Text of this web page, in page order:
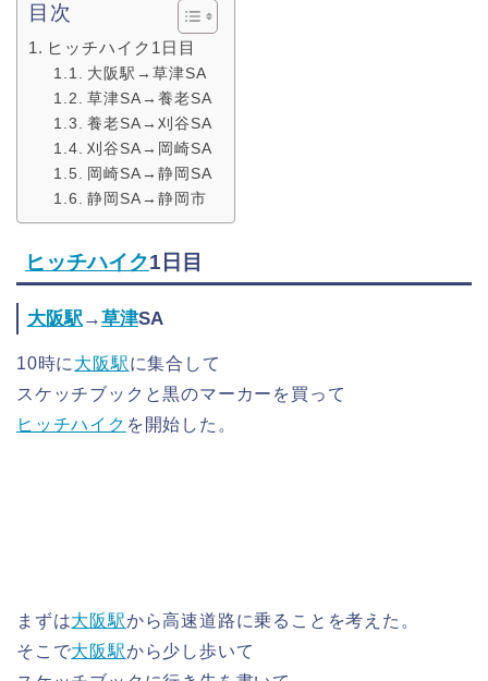
目次
ヒッチハイク1日目
大阪駅→草津SA
草津SA→養老SA
養老SA→刈谷SA
刈谷SA→岡崎SA
岡崎SA→静岡SA
静岡SA→静岡市
ヒッチハイク1日目
大阪駅→草津SA
10時に 大阪駅に集合して
スケッチブックと黒のマーカーを買って
ヒッチハイク を開始した。
まずは大阪駅から高速道路に乗ることを考えた。
そこで大阪駅から少し歩いて